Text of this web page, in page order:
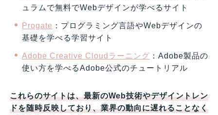
ュラムで無料でWebデザインが学べるサイト
Progate ：プログラミング言語やWebデザインの
基礎を学べる学習サイト
Adobe Creative Cloudラーニング ：Adobe製品の
使い方を学べるAdobe公式のチュートリアル
これらのサイトは、最新のWeb技術やデザイントレン
ドを随時反映しており、業界の動向に遅れることなく